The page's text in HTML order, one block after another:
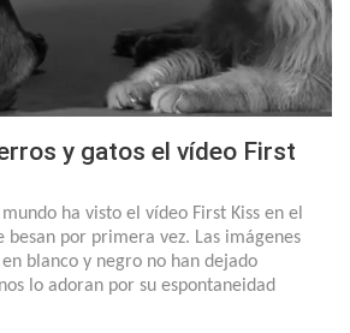
y gatos el vídeo First
ha visto el vídeo First Kiss en el
besan por primera vez. Las imágenes
blanco y negro no han dejado
lo adoran por su espontaneidad